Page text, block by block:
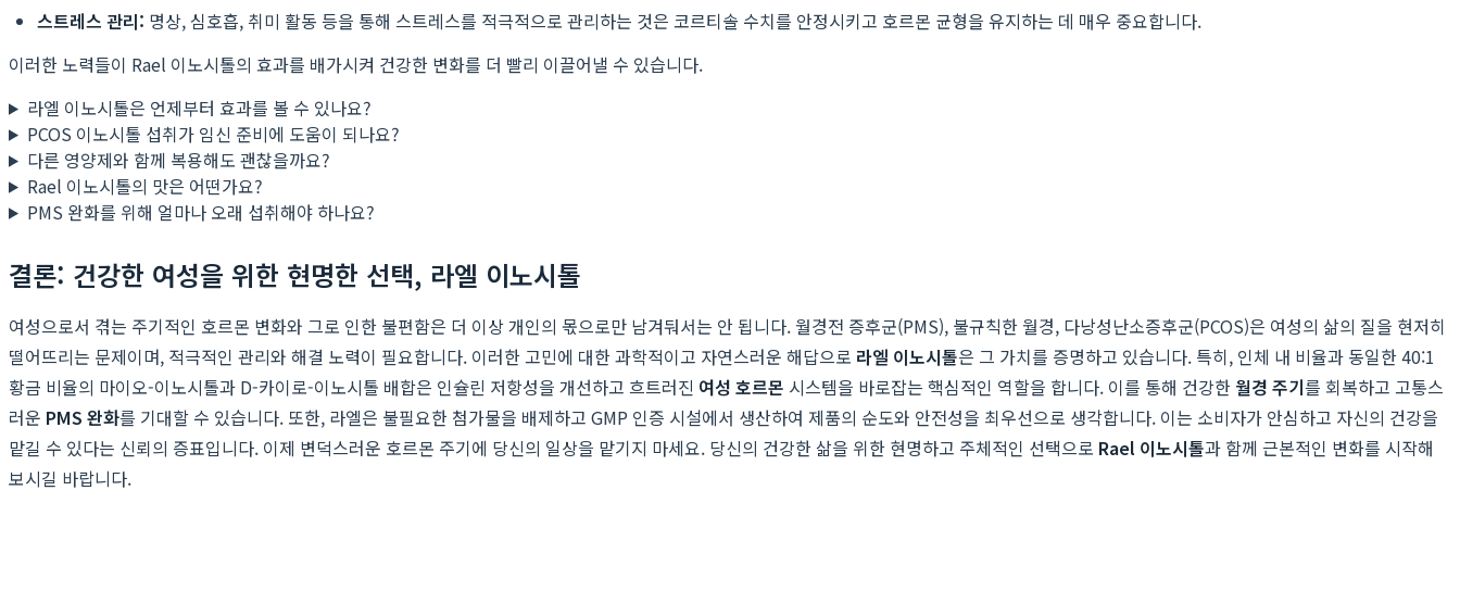
스트레스 관리: 명상, 심호흡, 취미 활동 등을 통해 스트레스를 적극적으로 관리하는 것은 코르티솔 수치를 안정시키고 호르몬 균형을 유지하는 데 매우 중요합니다.
이러한 노력들이 Rael 이노시톨의 효과를 배가시켜 건강한 변화를 더 빨리 이끌어낼 수 있습니다.
라엘 이노시톨은 언제부터 효과를 볼 수 있나요?
PCOS 이노시톨 섭취가 임신 준비에 도움이 되나요?
다른 영양제와 함께 복용해도 괜찮을까요?
Rael 이노시톨의 맛은 어떤가요?
PMS 완화를 위해 얼마나 오래 섭취해야 하나요?
결론: 건강한 여성을 위한 현명한 선택, 라엘 이노시톨
여성으로서 겪는 주기적인 호르몬 변화와 그로 인한 불편함은 더 이상 개인의 몫으로만 남겨둬서는 안 됩니다. 월경전 증후군(PMS), 불규칙한 월경, 다낭성난소증후군(PCOS)은 여성의 삶의 질을 현저히
떨어뜨리는 문제이며, 적극적인 관리와 해결 노력이 필요합니다. 이러한 고민에 대한 과학적이고 자연스러운 해답으로 라엘 이노시톨은 그 가치를 증명하고 있습니다. 특히, 인체 내 비율과 동일한 40:1
황금 비율의 마이오-이노시톨과 D-카이로-이노시톨 배합은 인슐린 저항성을 개선하고 흐트러진 여성 호르몬 시스템을 바로잡는 핵심적인 역할을 합니다. 이를 통해 건강한 월경 주기를 회복하고 고통스
러운 PMS 완화를 기대할 수 있습니다. 또한, 라엘은 불필요한 첨가물을 배제하고 GMP 인증 시설에서 생산하여 제품의 순도와 안전성을 최우선으로 생각합니다. 이는 소비자가 안심하고 자신의 건강을
맡길 수 있다는 신뢰의 증표입니다. 이제 변덕스러운 호르몬 주기에 당신의 일상을 맡기지 마세요. 당신의 건강한 삶을 위한 현명하고 주체적인 선택으로 Rael 이노시톨과 함께 근본적인 변화를 시작해
보시길 바랍니다.